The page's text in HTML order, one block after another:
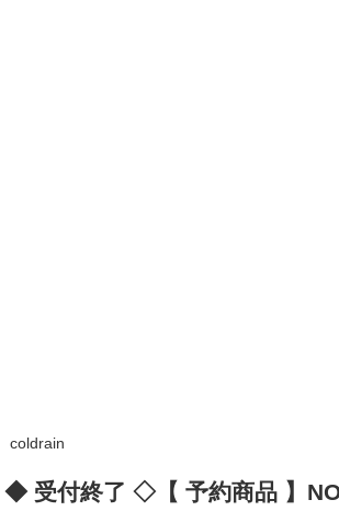
coldrain
◆ 受付終了 ◇【 予約商品 】